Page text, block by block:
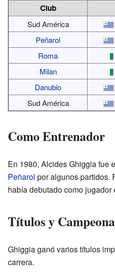
Club
Sud América
Peñarol
Roma
Milan
Danubio
Sud América
Como Entrenador
En 1980, Alcides Ghiggia fue
Peñarol por algunos partidos.
había debutado como jugador
Títulos y
Ghiggia ganó varios títulos
carrera.